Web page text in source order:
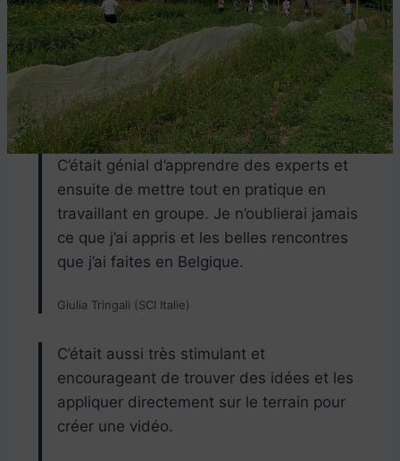
C’était génial d’apprendre des experts et
ensuite de mettre tout en pratique en
travaillant en groupe. Je n’oublierai jamais
ce que j’ai appris et les belles rencontres
que j’ai faites en Belgique.
Giulia Tringali (SCI Italie)
C’était aussi très stimulant et
encourageant de trouver des idées et les
appliquer directement sur le terrain pour
créer une vidéo.